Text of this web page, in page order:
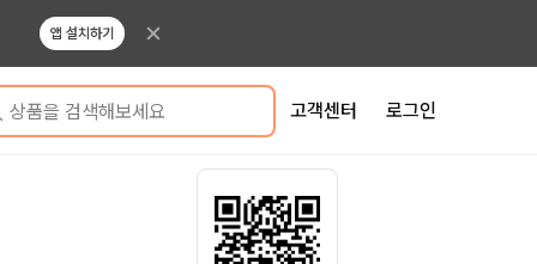
앱 설치하기
상품을 검색해보세요 고객센터 로그인